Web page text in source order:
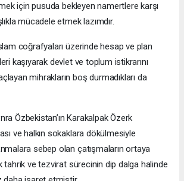
için pusuda bekleyen namertlere karşı
mücadele etmek lazımdır.
coğrafyaları üzerinde hesap ve plan
kaşıyarak devlet ve toplum istikrarını
mihrakların boş durmadıkları da
Özbekistan’ın Karakalpak Özerk
ve halkın sokaklara dökülmesiyle
sebep olan çatışmaların ortaya
tahrik ve tezvirat sürecinin dip dalga halinde